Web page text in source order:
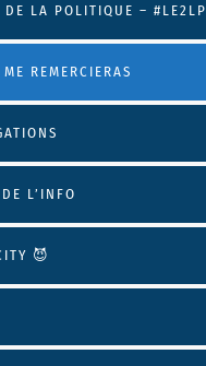
DE LA POLITIQUE – #LE2LP
REMERCIERAS
L’INFO
😈